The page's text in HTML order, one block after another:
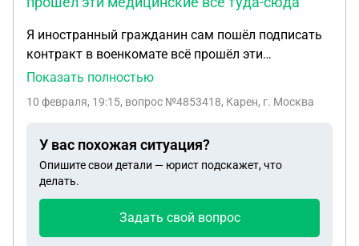
Я иностранный гражданин сам пошёл подписать
контракт в военкомате всё прошёл эти
медицинские всё туда-сюда приехали последнее
подключают контракт там не знаю подписи
нету у меня приказа ещё что я должен поехать
этот час Ну у меня ещё по отношению жду
проверка ФСБ Вот с этого момента я имею право
Показать полностью
10 февраля, 19:15, вопрос №4853418, Карен, г. Москва
У вас похожая ситуация?
Опишите свои детали — юрист подскажет, что
делать.
Задать свой вопрос